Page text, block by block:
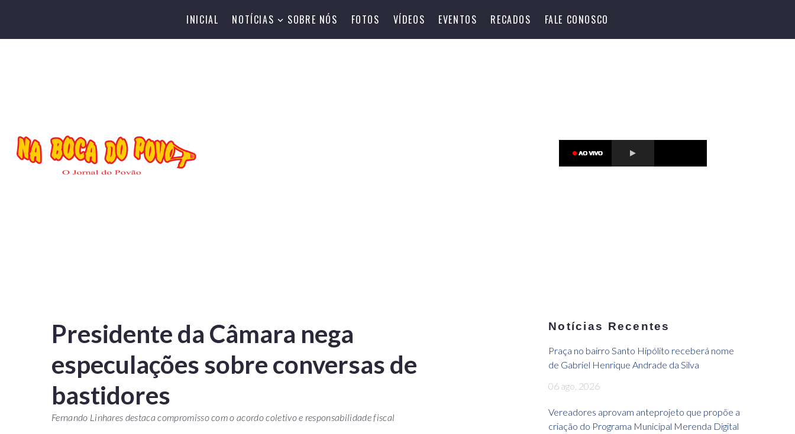
INICIAL NOTÍCIAS SOBRE NÓS FOTOS VÍDEOS EVENTOS RECADOS FALE CONOSCO
Presidente da Câmara nega
especulações sobre conversas de
bastidores
Fernando Linhares destaca compromisso com o acordo coletivo e responsabilidade fiscal
Notícias Recentes
Praça no bairro Santo Hipólito receberá nome
de Gabriel Henrique Andrade da Silva
06 ago, 2026
Vereadores aprovam anteprojeto que propõe a
criação do Programa Municipal Merenda Digital